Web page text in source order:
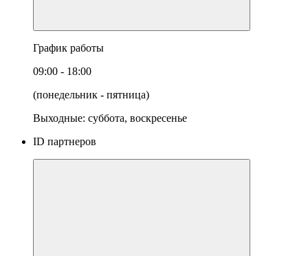
График работы
09:00 - 18:00
(понедельник - пятница)
Выходные: суббота, воскресенье
ID партнеров